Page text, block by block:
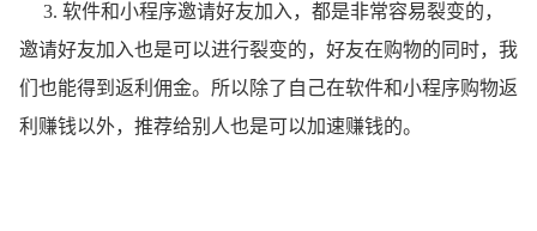
3. 软件和小程序邀请好友加入，都是非常容易裂变的，
邀请好友加入也是可以进行裂变的，好友在购物的同时，我
们也能得到返利佣金。所以除了自己在软件和小程序购物返
利赚钱以外，推荐给别人也是可以加速赚钱的。